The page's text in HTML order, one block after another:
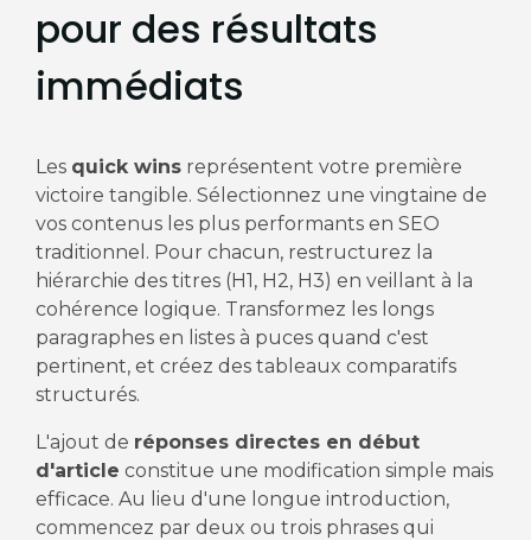
pour des résultats
immédiats
Les quick winsreprésentent votre première
victoire tangible. Sélectionnez une vingtaine de
vos contenus les plus performants en SEO
traditionnel. Pour chacun, restructurez la
hiérarchie des titres (H1, H2, H3) en veillant à la
cohérence logique. Transformez les longs
paragraphes en listes à puces quand c'est
pertinent, et créez des tableaux comparatifs
structurés.
L'ajout de réponses directes en début
d'article constitue une modification simple mais
efficace. Au lieu d'une longue introduction,
commencez par deux ou trois phrases qui